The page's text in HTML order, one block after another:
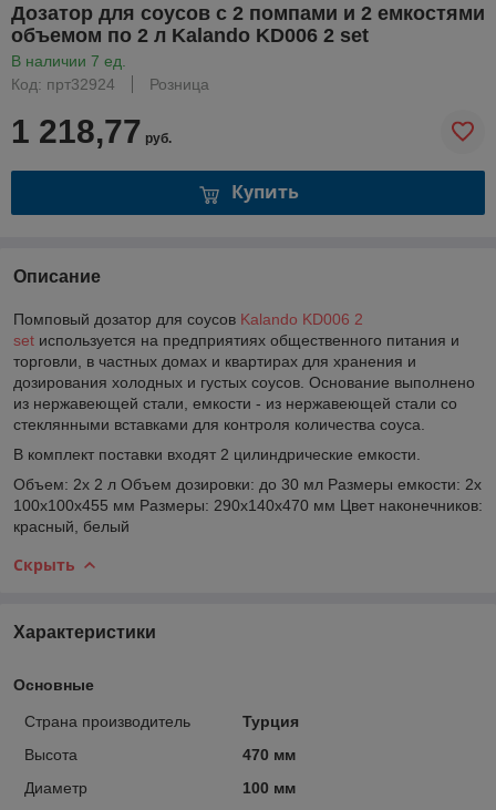
Дозатор для соусов с 2 помпами и 2 емкостями
объемом по 2 л Kalando KD006 2 set
В наличии 7 ед.
Код: прт32924
Розница
1 218,77 руб.
Купить
Описание
Помповый дозатор для соусов Kalando KD006 2
set используется на предприятиях общественного питания и
торговли, в частных домах и квартирах для хранения и
дозирования холодных и густых соусов. Основание выполнено
из нержавеющей стали, емкости - из нержавеющей стали со
стеклянными вставками для контроля количества соуса.
В комплект поставки входят 2 цилиндрические емкости.
Объем: 2х 2 л Объем дозировки: до 30 мл Размеры емкости: 2х
100х100х455 мм Размеры: 290x140х470 мм Цвет наконечников:
красный, белый
Скрыть
Характеристики
Основные
Страна производитель
Турция
Высота
470 мм
Диаметр
100 мм